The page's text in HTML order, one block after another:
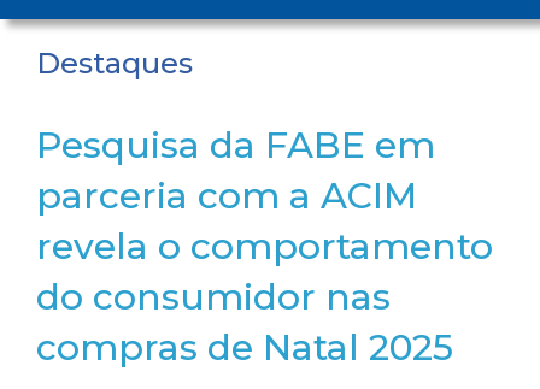
Destaques
Pesquisa da FABE em
parceria com a ACIM
revela o comportamento
do consumidor nas
compras de Natal 2025